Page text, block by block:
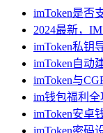
imToken是否
2024最新，
imToken私钥
imToken自动
imToken与
im钱包福利
imToken安卓
imToken密码